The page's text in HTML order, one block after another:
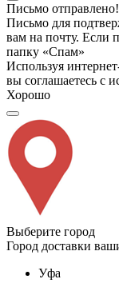
Письмо отправлено!
Письмо для
вам на почту. Если
папку «Спам»
Используя
вы соглашаетесь с
Хорошо
Выберите город
Город доставки
Уфа